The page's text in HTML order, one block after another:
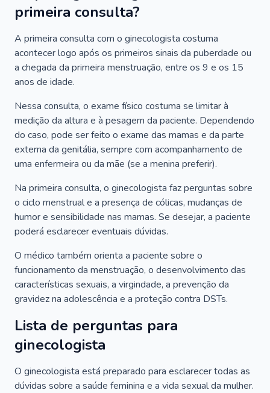
primeira consulta?
A primeira consulta com o ginecologista costuma
acontecer logo após os primeiros sinais da puberdade ou
a chegada da primeira menstruação, entre os 9 e os 15
anos de idade.
Nessa consulta, o exame físico costuma se limitar à
medição da altura e à pesagem da paciente. Dependendo
do caso, pode ser feito o exame das mamas e da parte
externa da genitália, sempre com acompanhamento de
uma enfermeira ou da mãe (se a menina preferir).
Na primeira consulta, o ginecologista faz perguntas sobre
o ciclo menstrual e a presença de cólicas, mudanças de
humor e sensibilidade nas mamas. Se desejar, a paciente
poderá esclarecer eventuais dúvidas.
O médico também orienta a paciente sobre o
funcionamento da menstruação, o desenvolvimento das
características sexuais, a virgindade, a prevenção da
gravidez na adolescência e a proteção contra DSTs.
Lista de perguntas para
ginecologista
O ginecologista está preparado para esclarecer todas as
dúvidas sobre a saúde feminina e a vida sexual da mulher.